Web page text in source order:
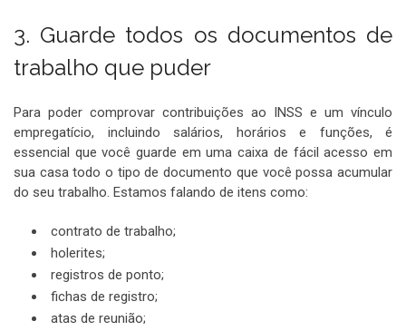
3. Guarde todos os documentos de
trabalho que puder
Para poder comprovar contribuições ao INSS e um vínculo
empregatício, incluindo salários, horários e funções, é
essencial que você guarde em uma caixa de fácil acesso em
sua casa todo o tipo de documento que você possa acumular
do seu trabalho. Estamos falando de itens como:
contrato de trabalho;
holerites;
registros de ponto;
fichas de registro;
atas de reunião;